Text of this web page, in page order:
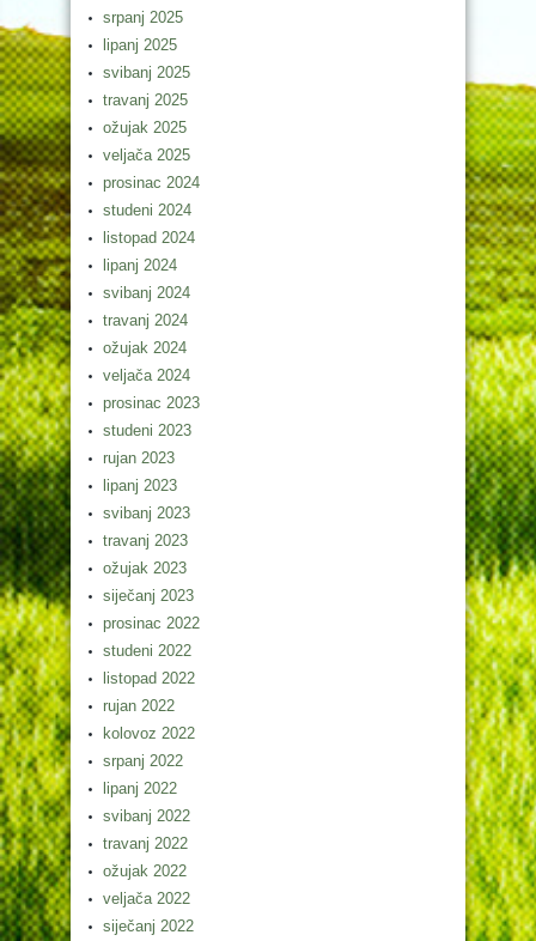
srpanj 2025
lipanj 2025
svibanj 2025
travanj 2025
ožujak 2025
veljača 2025
prosinac 2024
studeni 2024
listopad 2024
lipanj 2024
svibanj 2024
travanj 2024
ožujak 2024
veljača 2024
prosinac 2023
studeni 2023
rujan 2023
lipanj 2023
svibanj 2023
travanj 2023
ožujak 2023
siječanj 2023
prosinac 2022
studeni 2022
listopad 2022
rujan 2022
kolovoz 2022
srpanj 2022
lipanj 2022
svibanj 2022
travanj 2022
ožujak 2022
veljača 2022
siječanj 2022